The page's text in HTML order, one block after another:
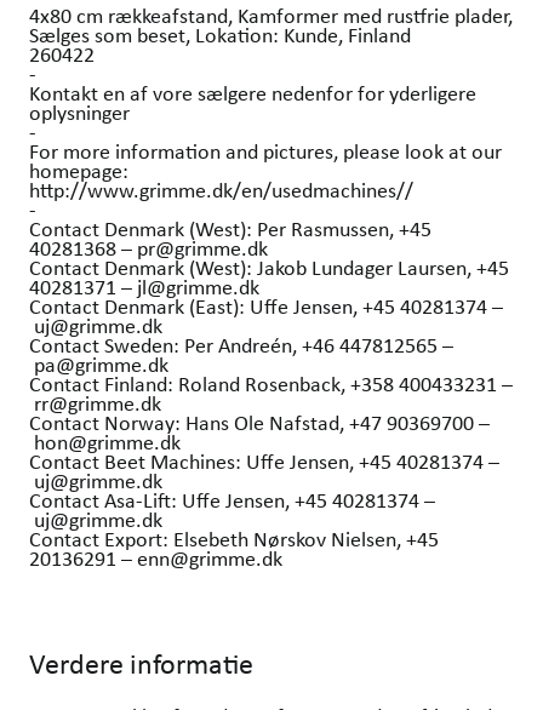
4x80 cm rækkeafstand, Kamformer med rustfrie plader,
Sælges som beset, Lokation: Kunde, Finland
260422
-
Kontakt en af vore sælgere nedenfor for yderligere
oplysninger
-
For more information and pictures, please look at our
homepage:
http://www.grimme.dk/en/usedmachines//
-
Contact Denmark (West): Per Rasmussen, +45
40281368 – pr@grimme.dk
Contact Denmark (West): Jakob Lundager Laursen, +45
40281371 – jl@grimme.dk
Contact Denmark (East): Uffe Jensen, +45 40281374 –
uj@grimme.dk
Contact Sweden: Per Andreén, +46 447812565 –
pa@grimme.dk
Contact Finland: Roland Rosenback, +358 400433231 –
rr@grimme.dk
Contact Norway: Hans Ole Nafstad, +47 90369700 –
hon@grimme.dk
Contact Beet Machines: Uffe Jensen, +45 40281374 –
uj@grimme.dk
Contact Asa-Lift: Uffe Jensen, +45 40281374 –
uj@grimme.dk
Contact Export: Elsebeth Nørskov Nielsen, +45
20136291 – enn@grimme.dk
Verdere informatie